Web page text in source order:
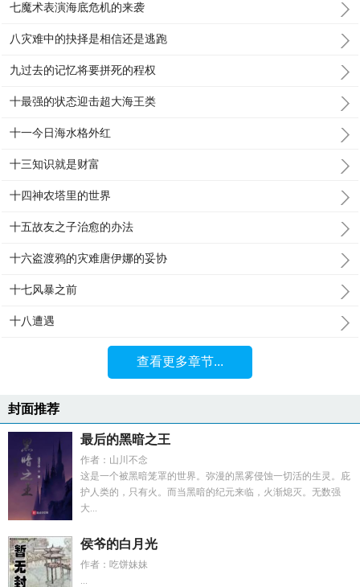
七魔术表演海底危机的来袭
八灾难中的抉择是相信还是逃跑
九过去的记忆将要拼死的程权
十最强的状态迎击超大海王类
十一今日海水格外红
十三知识就是财富
十四神农塔里的世界
十五故友之子治愈的办法
十六盗渡鸦的灾难唐伊娜的妥协
十七风暴之前
十八遭遇
查看更多章节...
封面推荐
最后的黑暗之王
作者：山川不念
这是一个被黑暗笼罩的世界。弥漫的黑雾侵蚀一切活的生灵。庇
护人类的，只有火。而当黑暗的纪元来临，火渐熄灭。无数强
大...
侯爷的白月光
作者：吃饼妹妹
...